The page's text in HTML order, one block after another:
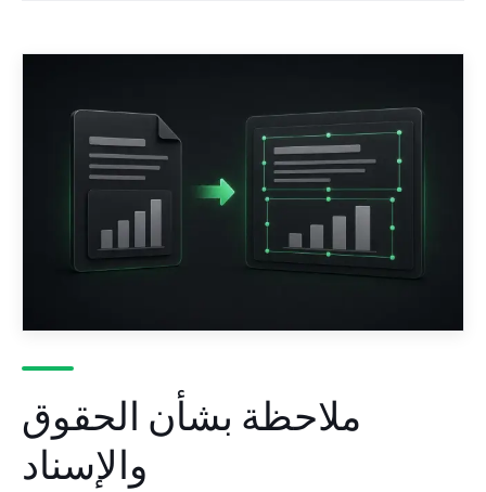
ملاحظة بشأن الحقوق
والإسناد